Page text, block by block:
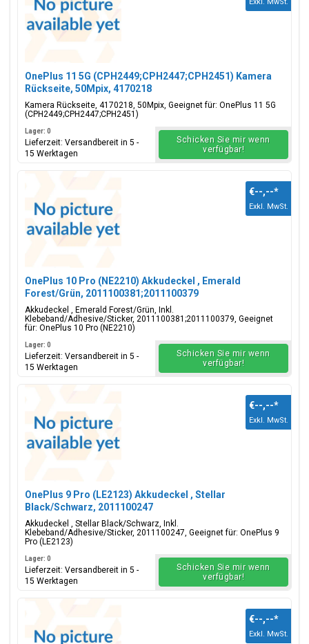
OnePlus 11 5G (CPH2449;CPH2447;CPH2451) Kamera
Rückseite, 50Mpix, 4170218
Kamera Rückseite, 4170218, 50Mpix, Geeignet für: OnePlus 11 5G
(CPH2449;CPH2447;CPH2451)
Lager: 0
Lieferzeit: Versandbereit in 5 -
15 Werktagen
Schicken Sie mir wenn
verfügbar!
OnePlus 10 Pro (NE2210) Akkudeckel , Emerald
Forest/Grün, 2011100381;2011100379
Akkudeckel , Emerald Forest/Grün, Inkl.
Klebeband/Adhesive/Sticker, 2011100381;2011100379, Geeignet
für: OnePlus 10 Pro (NE2210)
€--,--*
Exkl. MwSt.
Lager: 0
Lieferzeit: Versandbereit in 5 -
15 Werktagen
Schicken Sie mir wenn
verfügbar!
OnePlus 9 Pro (LE2123) Akkudeckel , Stellar
Black/Schwarz, 2011100247
Akkudeckel , Stellar Black/Schwarz, Inkl.
Klebeband/Adhesive/Sticker, 2011100247, Geeignet für: OnePlus 9
Pro (LE2123)
€--,--*
Exkl. MwSt.
Lager: 0
Lieferzeit: Versandbereit in 5 -
15 Werktagen
Schicken Sie mir wenn
verfügbar!
€--,--*
Exkl. MwSt.